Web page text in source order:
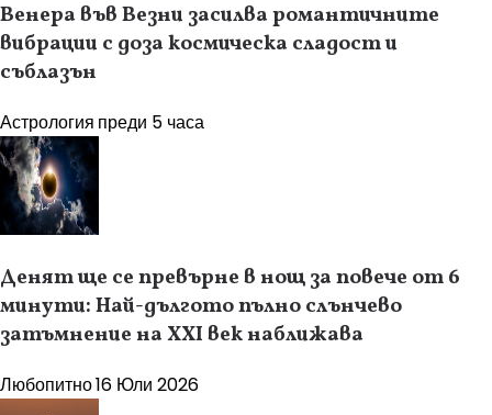
Венера във Везни засилва романтичните
вибрации с доза космическа сладост и
съблазън
Астрология преди 5 часа
Денят ще се превърне в нощ за повече от 6
минути: Най-дългото пълно слънчево
затъмнение на XXI век наближава
Любопитно16 Юли 2026